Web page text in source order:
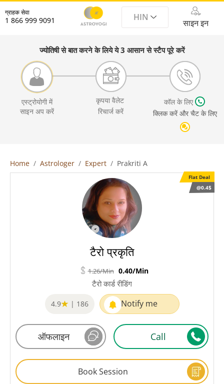
ग्राहक सेवा
1 866 999 9091 HIN
साइन इन
ज्योतिषी से बात करने के लिये ये 3 आसान से स्टैप पूरे करें
एस्ट्रोयोगी में
साइन अप करें
कृपया वैलेट
रिचार्ज करें
कॉल के लिए
क्लिक करें और चैट के लिए
Home Astrologer Expert Prakriti A
Flat Deal
@0.4$
टैरो प्रकृति
1.26/Min 0.40/Min
टैरो कार्ड रीडिंग
4.9 | 186 Notify me
ऑफलाइन Call
Book Session